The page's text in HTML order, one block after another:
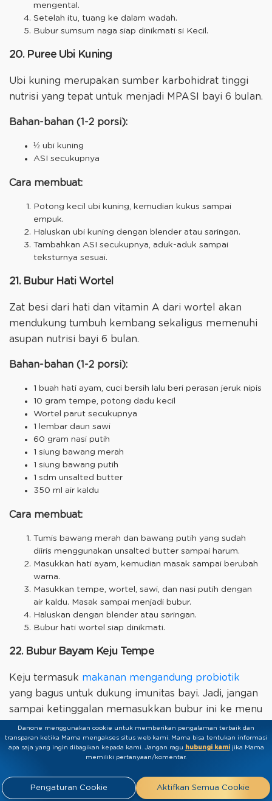
mengental.
Setelah itu, tuang ke dalam wadah.
Bubur sumsum naga siap dinikmati si Kecil.
20. Puree Ubi Kuning
Ubi kuning merupakan sumber karbohidrat tinggi
nutrisi yang tepat untuk menjadi MPASI bayi 6 bulan.
Bahan-bahan (1-2 porsi):
½ ubi kuning
ASI secukupnya
Cara membuat:
Potong kecil ubi kuning, kemudian kukus sampai
empuk.
Haluskan ubi kuning dengan blender atau saringan.
Tambahkan ASI secukupnya, aduk-aduk sampai
teksturnya sesuai.
21. Bubur Hati Wortel
Zat besi dari hati dan vitamin A dari wortel akan
mendukung tumbuh kembang sekaligus memenuhi
asupan nutrisi bayi 6 bulan.
Bahan-bahan (1-2 porsi):
1 buah hati ayam, cuci bersih lalu beri perasan jeruk nipis
10 gram tempe, potong dadu kecil
Wortel parut secukupnya
1 lembar daun sawi
60 gram nasi putih
1 siung bawang merah
1 siung bawang putih
1 sdm unsalted butter
350 ml air kaldu
Cara membuat:
Tumis bawang merah dan bawang putih yang sudah
diiris menggunakan unsalted butter sampai harum.
Masukkan hati ayam, kemudian masak sampai berubah
warna.
Masukkan tempe, wortel, sawi, dan nasi putih dengan
air kaldu. Masak sampai menjadi bubur.
Haluskan dengan blender atau saringan.
Bubur hati wortel siap dinikmati.
22. Bubur Bayam Keju Tempe
Keju termasuk makanan mengandung probiotik
yang bagus untuk dukung imunitas bayi. Jadi, jangan
sampai ketinggalan memasukkan bubur ini ke menu
MPASI 6 bulan selama sebulan.
Bahan-bahan (1-2 porsi):
1 ikat daun bayam
Danone menggunakan cookie untuk memberikan pengalaman terbaik dan
transparan ketika Mama mengakses situs web kami. Mama bisa tentukan informasi
apa saja yang ingin dibagikan kepada kami.​ ​Jangan ragu hubungi kamijika Mama
memiliki pertanyaan/komentar.
Pengaturan Cookie Aktifkan Semua Cookie